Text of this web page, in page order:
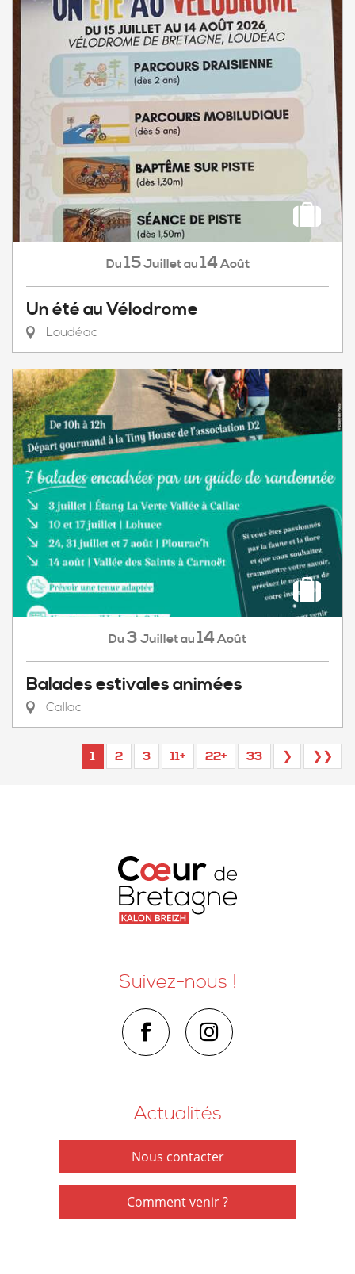
Du 15Juilletau 14Août
Un été au Vélodrome
Loudéac
Du 3 Juilletau 14Août
Balades estivales animées
Callac
1 2 3 11+ 22+ 33 ❯ ❯❯
Suivez-nous !
Actualités
Nous contacter
Comment venir ?